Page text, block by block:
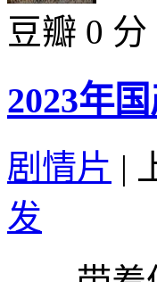
豆瓣 0 分
2023年
剧情片 |
发